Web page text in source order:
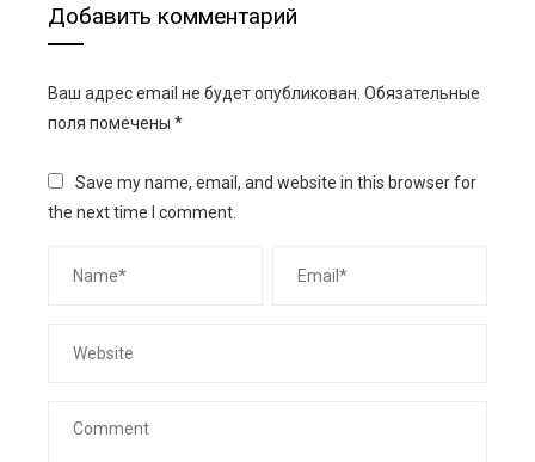
Добавить комментарий
Ваш адрес email не будет опубликован. Обязательные
поля помечены *
Save my name, email, and website in this browser for
the next time I comment.